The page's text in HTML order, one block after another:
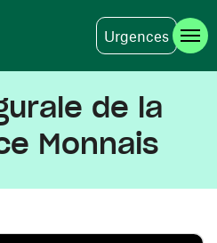
Urgences
de la
Monnais